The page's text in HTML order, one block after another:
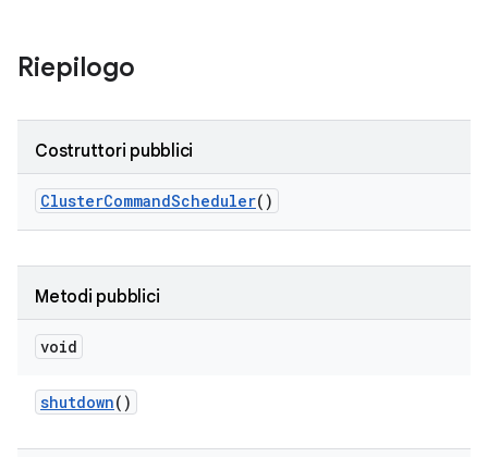
Riepilogo
Costruttori pubblici
ClusterCommandScheduler()
Metodi pubblici
void
shutdown()